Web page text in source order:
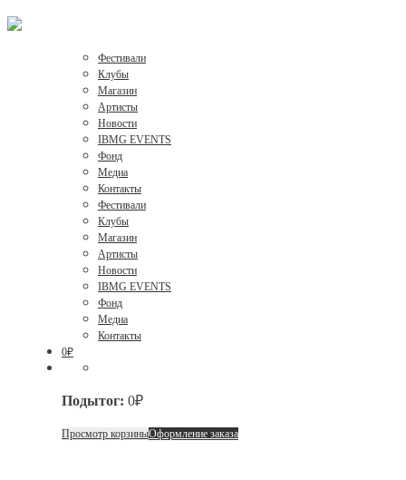
Фестивали
Клубы
Магазин
Артисты
Новости
IBMG EVENTS
Фонд
Медиа
Контакты
Фестивали
Клубы
Магазин
Артисты
Новости
IBMG EVENTS
Фонд
Медиа
Контакты
0₽
Подытог: 0₽
Просмотр корзиныОформление заказа